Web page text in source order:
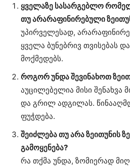
ყველაზე სასარგებლო
თუ არარაფინირებული
უპირველესად,
ყველა ბუნებრივ თვისებას
მოქმედებს.
როგორ უნდა შევინახოთ
აუცილებელია მისი შენახვა
და გრილ ადგილას.
ფუჭდება.
შეიძლება თუ არა ზეითუნის
გამოყენება?
რა თქმა უნდა, ზომიერად